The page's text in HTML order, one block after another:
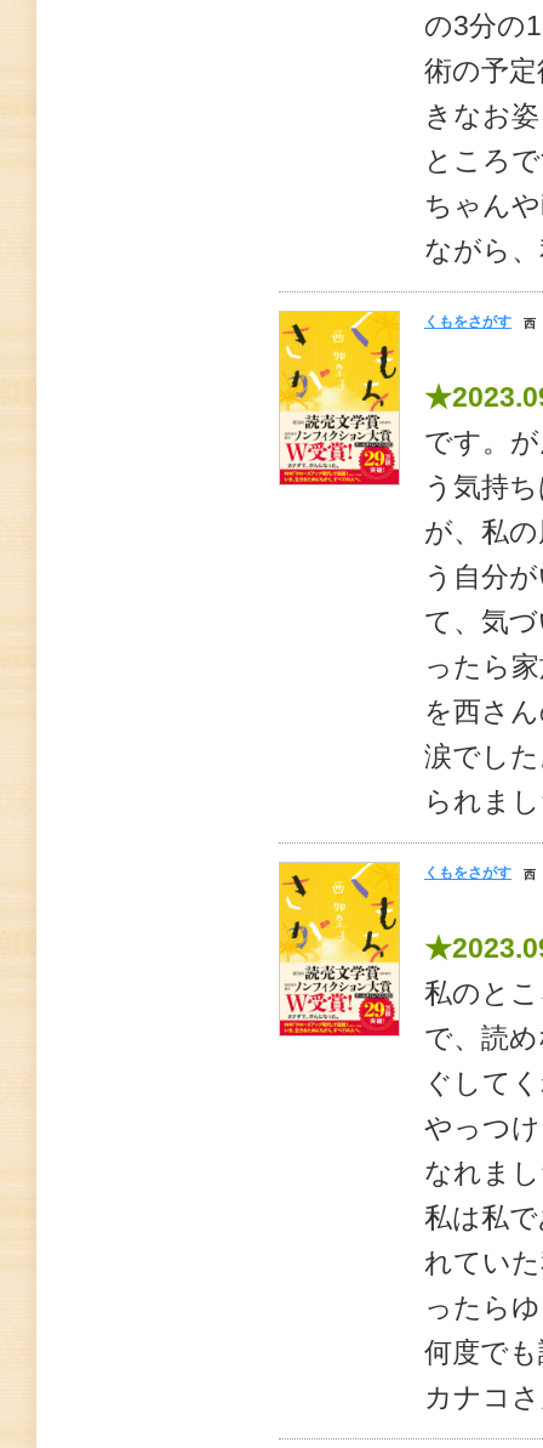
の3分の
術の予
きなお
ところ
ちゃん
ながら
くもをさがす 西
です。
う気持
が、私
う自分
て、気
ったら
を西さ
涙でし
られま
くもをさがす 西
私のと
で、読
ぐして
やっつ
なれま
私は私
れてい
ったら
何度で
カナコ